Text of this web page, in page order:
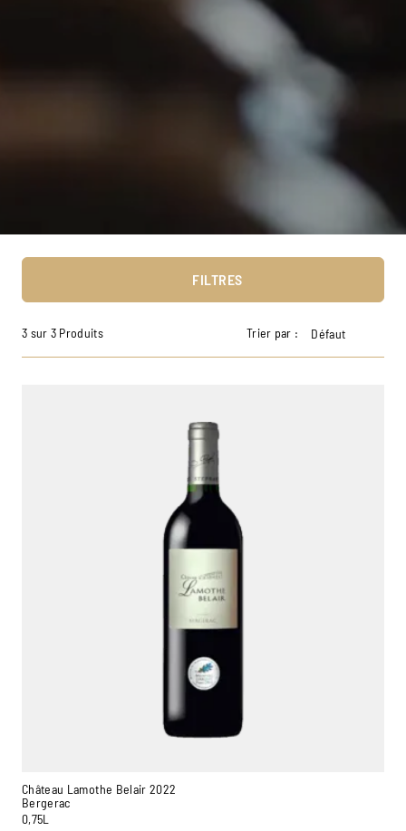
FILTRES
3 sur 3 Produits Trier par : Défaut
Château Lamothe Belair 2022
Bergerac
0,75L